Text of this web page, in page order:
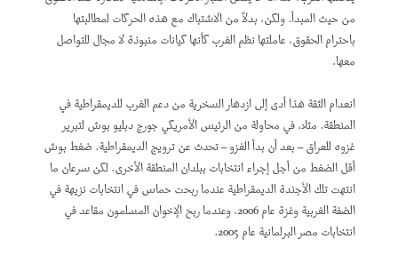
من حيث المبدأ. ولكن، بدلاً من الاشتباك مع هذه الحركات لمطالبتها
باحترام الحقوق، عاملتها نظم الغرب كأنها كيانات منبوذة لا مجال للتواصل
معها.
انعدام الثقة هذا أدى إلى ازدهار السخرية من دعم الغرب للديمقراطية في
المنطقة. مثلا، في محاولة من الرئيس الأمريكي جورج دبليو بوش لتبرير
غزوه للعراق – بعد أن بدأ الغزو – تحدث عن ترويج الديمقراطية. ضغط بوش
أقل الضغط من أجل إجراء انتخابات ببلدان المنطقة الأخرى. لكن سرعان ما
انتهت تلك الأجندة الديمقراطية عندما ربحت حماس في انتخابات نزيهة في
الضفة الغربية وغزة عام 2006، وعندما ربح الإخوان المسلمون مقاعد في
انتخابات مصر البرلمانية عام 2005.